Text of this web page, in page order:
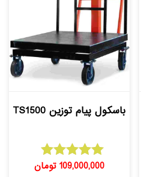
باسکول پیام توزین TS1500
امتیاز
5.00
109,000,000 تومان